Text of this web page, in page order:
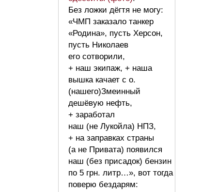
Без ложки дёгтя не могу:
«ЧМП заказало танкер
«Родина», пусть Херсон,
пусть Николаев
его сотворили,
+ наш экипаж, + наша
вышка качает с о.
(нашего)Змеинный
дешёвую нефть,
+ заработал
наш (не Лукойла) НПЗ,
+ на заправках страны
(а не Привата) появился
наш (без присадок) бензин
по 5 грн. литр…», вот тогда
поверю бездарям: